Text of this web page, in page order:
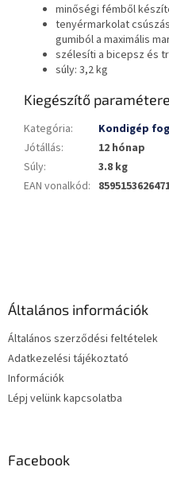
minőségi fémből
tenyérmarkolat
gumiból a maximális
szélesíti a bicepsz és
súly: 3,2 kg
Kiegészítő
Kategória:
Kondigép
Jótállás:
12 hónap
Súly:
3.8 kg
EAN vonalkód:
Általános információk
Általános szerződési feltételek
Adatkezelési tájékoztató
Információk
Lépj velünk kapcsolatba
Facebook